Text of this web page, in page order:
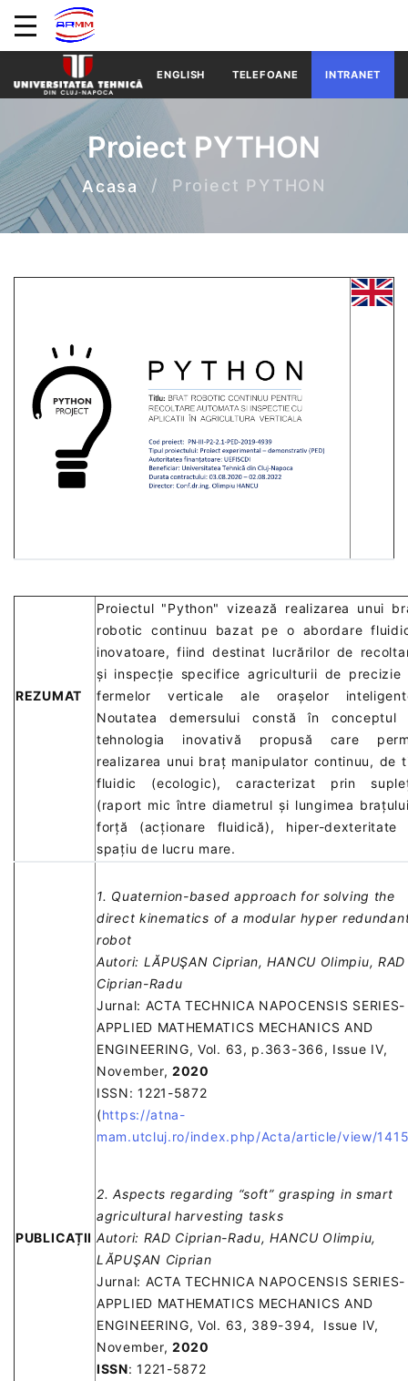
ENGLISH TELEFOANE INTRANET
Proiect PYTHON
Acasa Proiect PYTHON
REZUMAT
Proiectul "Python" vizează realizarea unui
robotic continuu bazat pe o abordare
inovatoare, fiind destinat lucrărilor de
și inspecție specifice agriculturii de precizie
fermelor verticale ale orașelor
Noutatea demersului constă în conceptul
tehnologia inovativă propusă care
realizarea unui braț manipulator continuu, de
fluidic (ecologic), caracterizat prin
(raport mic între diametrul și lungimea
forță (acționare fluidică), hiper-dexteritate
spațiu de lucru mare.
PUBLICAȚII
1. Quaternion-based approach for solving the
direct kinematics of a modular hyper
robot
Autori: LĂPUŞAN Ciprian, HANCU Olimpiu, RAD
Ciprian-Radu
Jurnal: ACTA TECHNICA NAPOCENSIS SERIES-
APPLIED MATHEMATICS MECHANICS AND
ENGINEERING, Vol. 63, p.363-366, Issue IV,
November, 2020
ISSN: 1221-5872
(https://atna-
mam.utcluj.ro/index.php/Acta/article/view/
2. Aspects regarding “soft” grasping in smart
agricultural harvesting tasks
Autori: RAD Ciprian-Radu, HANCU Olimpiu,
LĂPUŞAN Ciprian
Jurnal: ACTA TECHNICA NAPOCENSIS SERIES-
APPLIED MATHEMATICS MECHANICS AND
ENGINEERING, Vol. 63, 389-394, Issue IV,
November, 2020
ISSN: 1221-5872